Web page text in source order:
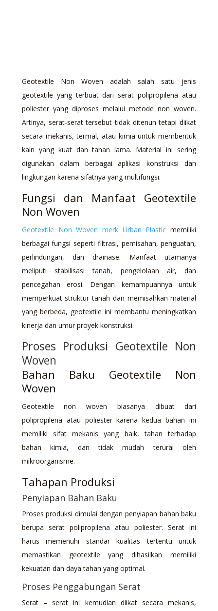
Geotextile Non Woven adalah salah satu jenis
geotextile yang terbuat dari serat polipropilena atau
poliester yang diproses melalui metode non woven.
Artinya, serat-serat tersebut tidak ditenun tetapi diikat
secara mekanis, termal, atau kimia untuk membentuk
kain yang kuat dan tahan lama. Material ini sering
digunakan dalam berbagai aplikasi konstruksi dan
lingkungan karena sifatnya yang multifungsi.
Fungsi dan Manfaat Geotextile
Non Woven
Geotextile Non Woven merk Urban Plastic memiliki
berbagai fungsi seperti filtrasi, pemisahan, penguatan,
perlindungan, dan drainase. Manfaat utamanya
meliputi stabilisasi tanah, pengelolaan air, dan
pencegahan erosi. Dengan kemampuannya untuk
memperkuat struktur tanah dan memisahkan material
yang berbeda, geotextile ini membantu meningkatkan
kinerja dan umur proyek konstruksi.
Proses Produksi Geotextile Non
Woven
Bahan Baku Geotextile Non
Woven
Geotextile non woven biasanya dibuat dari
polipropilena atau poliester karena kedua bahan ini
memiliki sifat mekanis yang baik, tahan terhadap
bahan kimia, dan tidak mudah terurai oleh
mikroorganisme.
Tahapan Produksi
Penyiapan Bahan Baku
Proses produksi dimulai dengan penyiapan bahan baku
berupa serat polipropilena atau poliester. Serat ini
harus memenuhi standar kualitas tertentu untuk
memastikan geotextile yang dihasilkan memiliki
kekuatan dan daya tahan yang optimal.
Proses Penggabungan Serat
Serat – serat ini kemudian diikat secara mekanis,